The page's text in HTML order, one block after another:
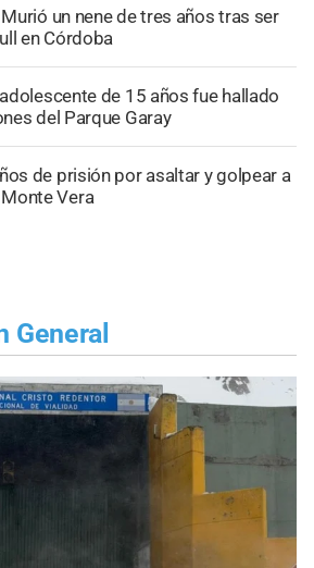
Murió un nene de tres años tras ser
en Córdoba
de 15 años fue hallado
del Parque Garay
de prisión por asaltar y golpear a
Vera
General